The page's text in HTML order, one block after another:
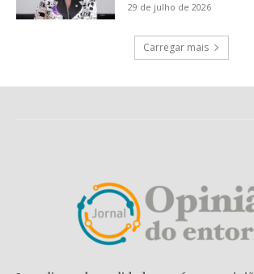
29 de julho de 2026
Carregar mais